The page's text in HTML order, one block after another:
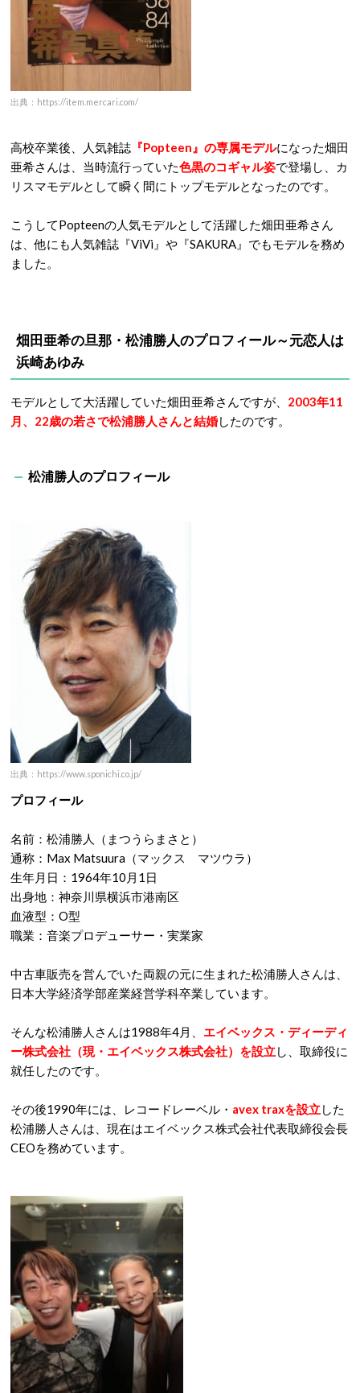
出典：https://item.mercari.com/
高校卒業後、人気雑誌 『Popteen』の専属モデルになった畑田
亜希さんは、当時流行っていた色黒のコギャル姿で登場し、カ
リスマモデルとして瞬く間にトップモデルとなったのです。
こうしてPopteenの人気モデルとして活躍した畑田亜希さん
は、他にも人気雑誌『ViVi』や『SAKURA』でもモデルを務め
ました。
畑田亜希の旦那・松浦勝人のプロフィール～元恋人は
浜崎あゆみ
モデルとして大活躍していた畑田亜希さんですが、 2003年11
月、22歳の若さで松浦勝人さんと結婚したのです。
松浦勝人のプロフィール
出典：https://www.sponichi.co.jp/
プロフィール
名前：松浦勝人（まつうらまさと）
通称：Max Matsuura（マックス マツウラ）
生年月日：1964年10月1日
出身地：神奈川県横浜市港南区
血液型：O型
職業：音楽プロデューサー・実業家
中古車販売を営んでいた両親の元に生まれた松浦勝人さんは、
日本大学経済学部産業経営学科卒業しています。
そんな松浦勝人さんは1988年4月、 エイベックス・ディーディ
ー株式会社（現・エイベックス株式会社）を設立し、取締役に
就任したのです。
その後1990年には、レコードレーベル・ avex traxを設立した
松浦勝人さんは、現在はエイベックス株式会社代表取締役会長
CEOを務めています。